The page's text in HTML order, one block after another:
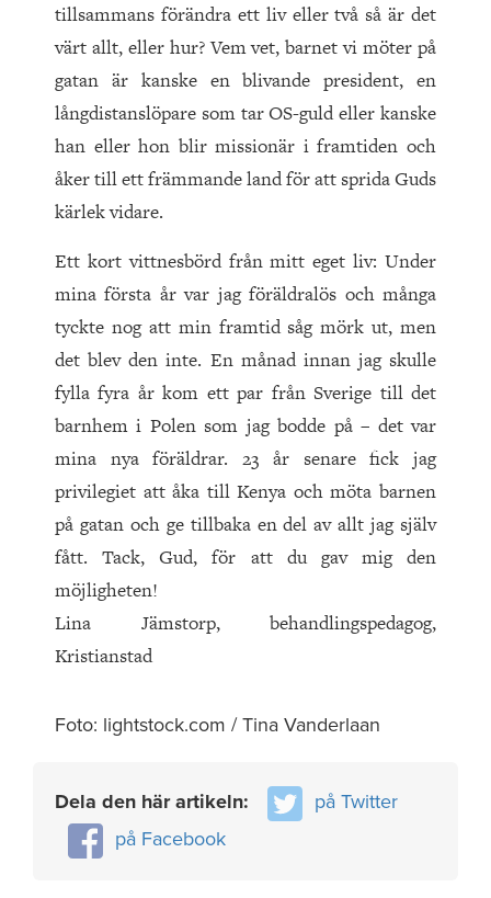
tillsammans förändra ett liv eller två så är det
värt allt, eller hur? Vem vet, barnet vi möter på
gatan är kanske en blivande president, en
långdistanslöpare som tar OS-guld eller kanske
han eller hon blir missionär i framtiden och
åker till ett främmande land för att sprida Guds
kärlek vidare.
Ett kort vittnesbörd från mitt eget liv: Under
mina första år var jag föräldralös och många
tyckte nog att min framtid såg mörk ut, men
det blev den inte. En månad innan jag skulle
fylla fyra år kom ett par från Sverige till det
barnhem i Polen som jag bodde på – det var
mina nya föräldrar. 23 år senare fick jag
privilegiet att åka till Kenya och möta barnen
på gatan och ge tillbaka en del av allt jag själv
fått. Tack, Gud, för att du gav mig den
möjligheten!
Lina Jämstorp, behandlingspedagog,
Kristianstad
Foto: lightstock.com / Tina Vanderlaan
Dela den här artikeln:
på Twitter
på Facebook